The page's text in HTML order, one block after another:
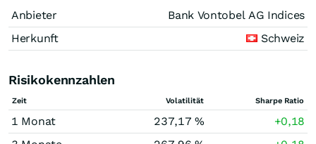
Anbieter
Bank Vontobel AG Indices
Herkunft
Schweiz
Risikokennzahlen
Zeit Volatilität Sharpe Ratio
1 Monat 237,17 %
+0,18